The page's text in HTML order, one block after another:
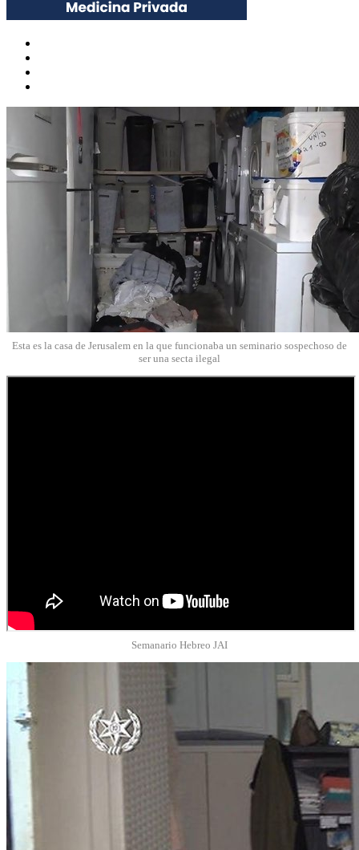
Esta es la casa de Jerusalem en la que funcionaba un seminario sospechoso de
ser una secta ilegal
Semanario Hebreo JAI